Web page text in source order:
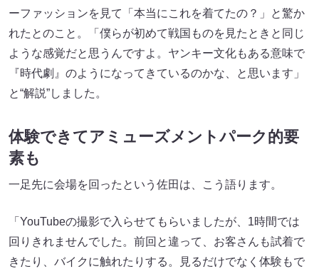
ーファッションを見て「本当にこれを着てたの？」と驚か
れたとのこと。「僕らが初めて戦国ものを見たときと同じ
ような感覚だと思うんですよ。ヤンキー文化もある意味で
『時代劇』のようになってきているのかな、と思います」
と“解説”しました。
体験できてアミューズメントパーク的要
素も
一足先に会場を回ったという佐田は、こう語ります。
「YouTubeの撮影で入らせてもらいましたが、1時間では
回りきれませんでした。前回と違って、お客さんも試着で
きたり、バイクに触れたりする。見るだけでなく体験もで